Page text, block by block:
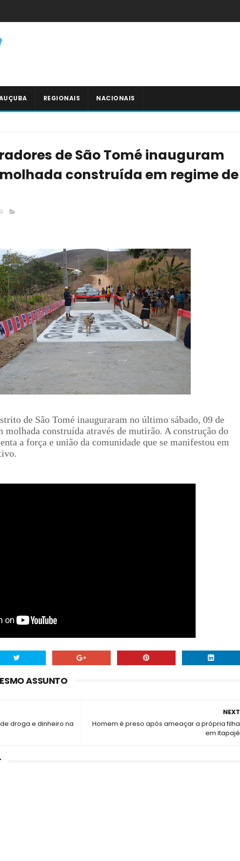
REGIONAIS NACIONAIS
de São Tomé inauguram
construída em regime de
de São Tomé inauguraram no último sábado, 09 de
molhada construída através de mutirão. A construção do
a força e união da comunidade que se manifestou em
ASSUNTO
NEXT
Homem é preso após ameaçar a própria filha
em Itapajé
droga e dinheiro na